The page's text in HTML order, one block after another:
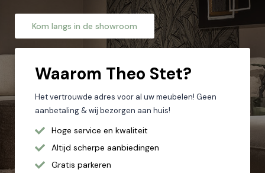
Kom langs in de showroom
Waarom Theo Stet?
Het vertrouwde adres voor al uw meubelen! Geen
aanbetaling & wij bezorgen aan huis!
Hoge service en kwaliteit
Altijd scherpe aanbiedingen
Gratis parkeren